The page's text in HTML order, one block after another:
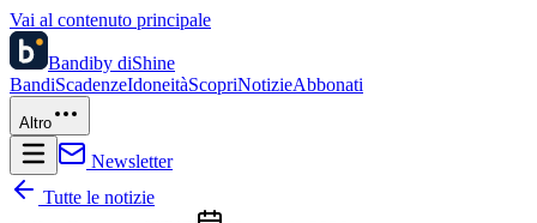
Vai al contenuto principale
Bandiby diShine
BandiScadenzeIdoneitàScopriNotizieAbbonati
Altro
Newsletter
Tutte le notizie